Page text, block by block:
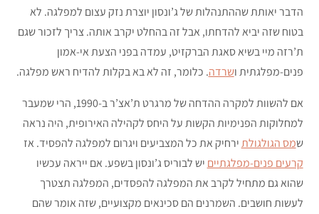
הדבר יאותת שההתנהלות של ג’ונסון יוצרת נזק עצום למפלגה. לא
בטוח שזה יביא להדחתו, אבל זה בהחלט יקרב אותה. צריך לזכור שגם
ת’רזה מיי בשיא סאגת הברקזיט, עמדה בפני הצעת אי-אמון
פנים-מפלגתית ושרדה. כלומר, זה לא בא בקלות להדיח ראש מפלגה.
אם להשוות למקרה ההדחה של מרגרט ת’אצ’ר ב-1990, הרי שמעבר
למחלוקות הפנימיות הקשות על היחס לקהילה האירופית, היה נראה
שמס הגולגולתירחיק את כל המצביעים ויגרום למפלגה להפסיד. אז
קרעים פנים-מפלגתיים יש לבוריס ג’ונסון בשפע. אם ייראה עכשיו
שהוא גם מתחיל לקרב את המפלגה להפסדים, המפלגה תצטרך
לעשות חושבים. השמרנים הם סכינאים מקצועיים, שזה אומר שהם